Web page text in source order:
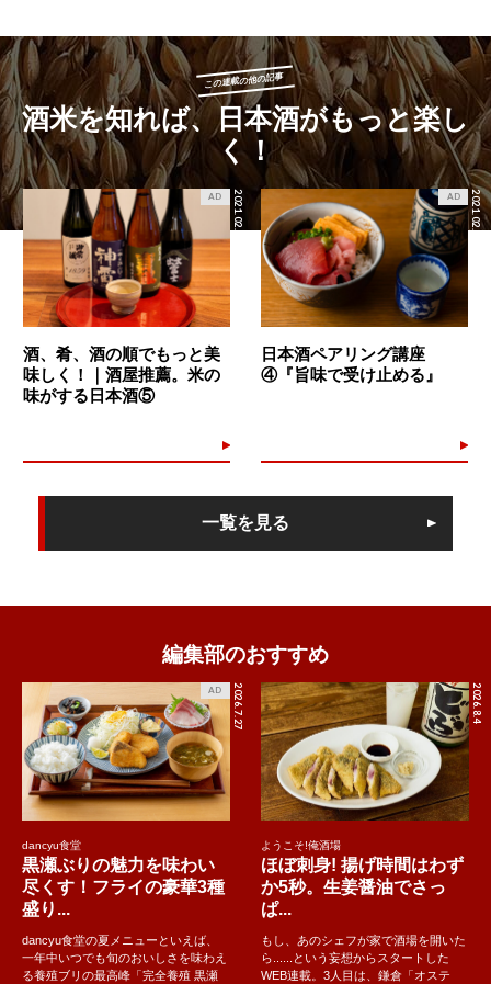
この連載の他の記事
酒米を知れば、日本酒がもっと楽し
く！
2021.02.19
AD
酒、肴、酒の順でもっと美
味しく！｜酒屋推薦。米の
味がする日本酒⑤
2021.02.12
AD
日本酒ペアリング講座
④『旨味で受け止める』
一覧を見る
編集部のおすすめ
2026.7.27
AD
dancyu食堂
黒瀬ぶりの魅力を味わい
尽くす！フライの豪華3種
盛り...
dancyu食堂の夏メニューといえば、
一年中いつでも旬のおいしさを味わえ
る養殖ブリの最高峰「完全養殖 黒瀬
2026.8.4
ようこそ!俺酒場
ほぼ刺身! 揚げ時間はわず
か5秒。生姜醤油でさっ
ぱ...
もし、あのシェフが家で酒場を開いた
ら......という妄想からスタートした
WEB連載。3人目は、鎌倉「オステ